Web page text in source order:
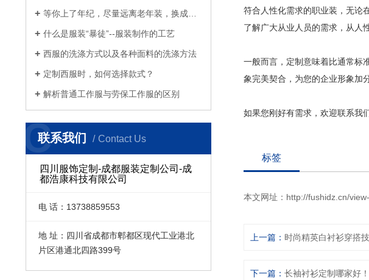
等你上了年纪，尽量远离老年装，换成白衬衫、浅西服和奶奶风衣吧
什么是服装“暴徒”--服装制作的工艺
西服的洗涤方式以及各种面料的洗涤方法
定制西服时，如何选择款式？
解析普通工作服与劳保工作服的区别
联系我们 Contact Us
C
四川服饰定制-成都服装定制公司-成
都浩康科技有限公司
电 话：13738859553
地 址：四川省成都市郫都区现代工业港北
片区港通北四路399号
符合人性化需求的职业装，无论
了解广大从业人员的需求，从人
一般而言，定制意味着比通常标
象完美契合，为您的企业形象加
如果您刚好有需求，欢迎联系我
标签
本文网址： http://fushidz.cn/
上一篇： 时尚精英白衬衫穿搭
下一篇： 长袖衬衫定制哪家好